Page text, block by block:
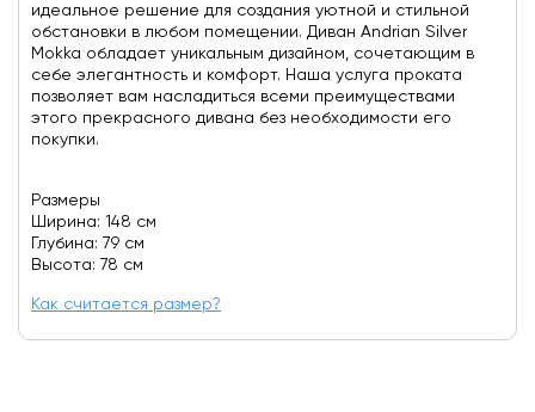
идеальное решение для создания уютной и стильной
обстановки в любом помещении. Диван Andrian Silver
Mokka обладает уникальным дизайном, сочетающим в
себе элегантность и комфорт. Наша услуга проката
позволяет вам насладиться всеми преимуществами
этого прекрасного дивана без необходимости его
покупки.
Размеры
Ширина: 148 см
Глубина: 79 см
Высота: 78 см
Как считается размер?